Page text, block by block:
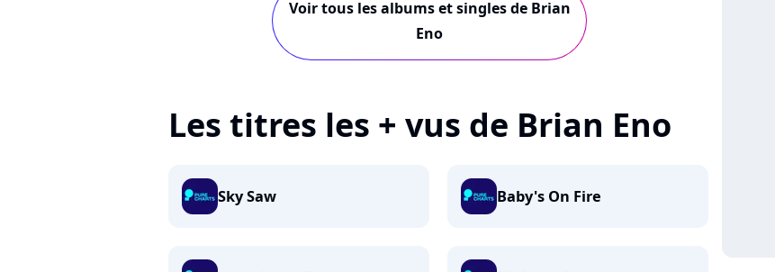
Voir tous les albums et singles de Brian
Eno
Les titres les + vus de Brian Eno
Sky Saw Baby's On Fire